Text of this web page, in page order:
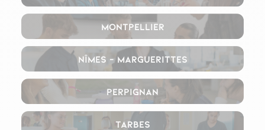
Montpellier
Nîmes – Marguerittes
Perpignan
Tarbes